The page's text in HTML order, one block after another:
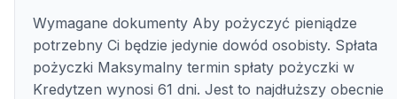
Wymagane dokumenty Aby pożyczyć pieniądze
potrzebny Ci będzie jedynie dowód osobisty. Spłata
pożyczki Maksymalny termin spłaty pożyczki w
Kredytzen wynosi 61 dni. Jest to najdłuższy obecnie